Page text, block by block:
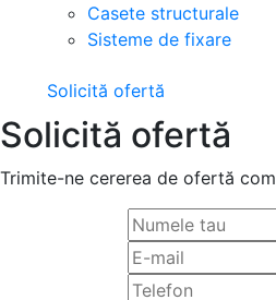
Casete structurale
Sisteme de fixare
Solicită ofertă
Solicită ofertă
Trimite-ne cererea de ofertă